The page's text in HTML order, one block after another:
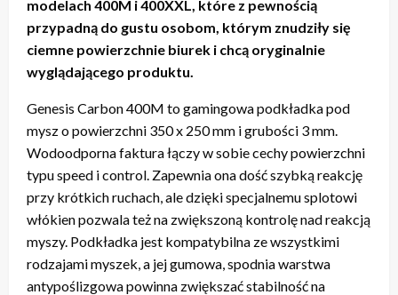
modelach 400M i 400XXL, które z pewnością
przypadną do gustu osobom, którym znudziły się
ciemne powierzchnie biurek i chcą oryginalnie
wyglądającego produktu.
Genesis Carbon 400M to gamingowa podkładka pod
mysz o powierzchni 350 x 250 mm i grubości 3 mm.
Wodoodporna faktura łączy w sobie cechy powierzchni
typu speed i control. Zapewnia ona dość szybką reakcję
przy krótkich ruchach, ale dzięki specjalnemu splotowi
włókien pozwala też na zwiększoną kontrolę nad reakcją
myszy. Podkładka jest kompatybilna ze wszystkimi
rodzajami myszek, a jej gumowa, spodnia warstwa
antypoślizgowa powinna zwiększać stabilność na